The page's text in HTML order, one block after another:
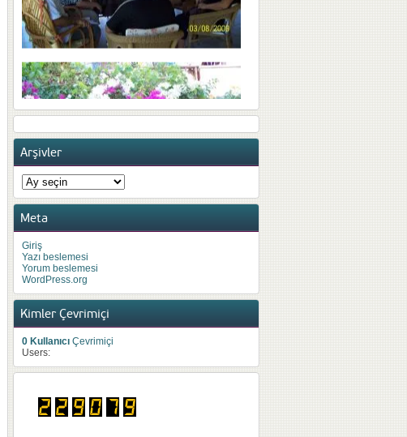
Arşivler
Arşivler
Meta
Giriş
Yazı beslemesi
Yorum beslemesi
WordPress.org
Kimler Çevrimiçi
0 Kullanıcı Çevrimiçi
Users: